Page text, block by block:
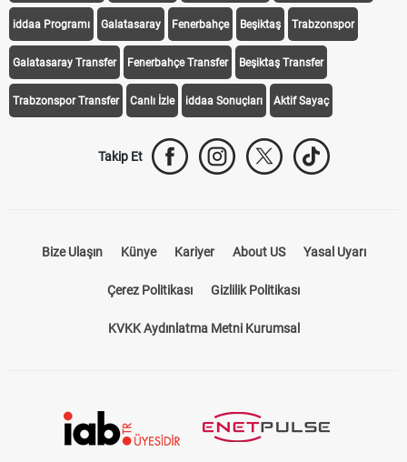
iddaa Programı Galatasaray Fenerbahçe Beşiktaş Trabzonspor
Galatasaray Transfer Fenerbahçe Transfer Beşiktaş Transfer
Trabzonspor Transfer Canlı İzle iddaa Sonuçları Aktif Sayaç
Takip Et
Bize Ulaşın Künye Kariyer About US Yasal Uyarı
Çerez Politikası Gizlilik Politikası
KVKK Aydınlatma Metni Kurumsal